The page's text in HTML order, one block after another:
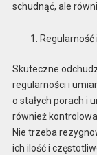
schudnąć, ale
Regularność
Skuteczne
regularności i
o stałych porach i
również
Nie trzeba
ich ilość i